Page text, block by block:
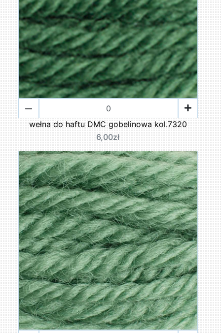
wełna do haftu DMC gobelinowa kol.7320
6,00zł